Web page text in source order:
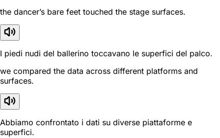
the dancer’s bare feet touched the stage surfaces.
I piedi nudi del ballerino toccavano le superfici del palco.
we compared the data across different platforms and
surfaces.
Abbiamo confrontato i dati su diverse piattaforme e
superfici.